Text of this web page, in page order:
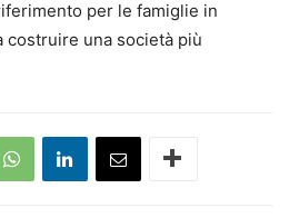
per le famiglie in
una società più